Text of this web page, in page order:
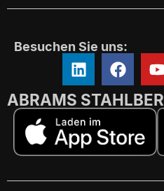
Besuchen Sie uns:
ABRAMS